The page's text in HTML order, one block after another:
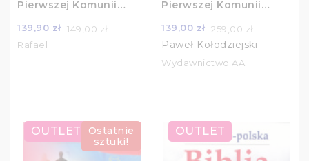
Pierwszej Komunii
139,90 zł 149,00 zł
Rafael
Pierwszej Komunii
139,00 zł 259,00 zł
Paweł Kołodziejski
Wydawnictwo AA
OUTLET
Ostatnie
sztuki!
OUTLET